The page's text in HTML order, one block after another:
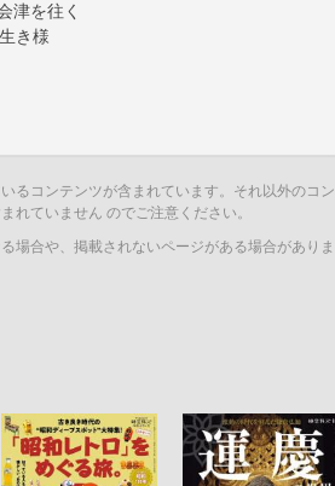
津を往く
き様
るコンテンツが含まれています。それ以外のコン
れていません のでご注意ください。
場合や、掲載されないページがある場合がありま